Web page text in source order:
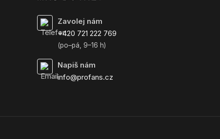
Zavolej nám
+420 721 222 769
(po–pá, 9–16 h)
Napiš nám
info@profans.cz